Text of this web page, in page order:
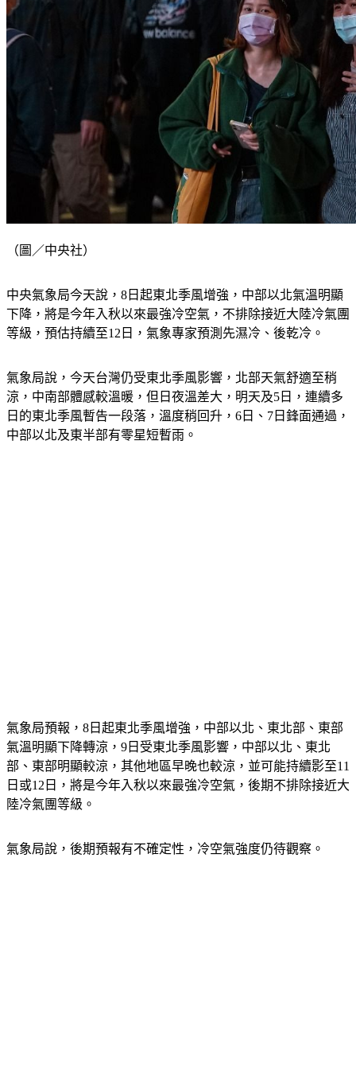
（圖／中央社）
中央氣象局今天說，8日起東北季風增強，中部以北氣溫明顯
下降，將是今年入秋以來最強冷空氣，不排除接近大陸冷氣團
等級，預估持續至12日，氣象專家預測先濕冷、後乾冷。
氣象局說，今天台灣仍受東北季風影響，北部天氣舒適至稍
涼，中南部體感較溫暖，但日夜溫差大，明天及5日，連續多
日的東北季風暫告一段落，溫度稍回升，6日、7日鋒面通過，
中部以北及東半部有零星短暫雨。
氣象局預報，8日起東北季風增強，中部以北、東北部、東部
氣溫明顯下降轉涼，9日受東北季風影響，中部以北、東北
部、東部明顯較涼，其他地區早晚也較涼，並可能持續影至11
日或12日，將是今年入秋以來最強冷空氣，後期不排除接近大
陸冷氣團等級。
氣象局說，後期預報有不確定性，冷空氣強度仍待觀察。